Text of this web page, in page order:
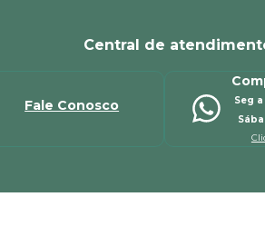
Central de
Fale Conosco
Seg